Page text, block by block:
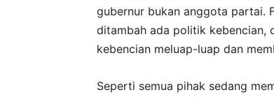
gubernur bukan anggota partai.
ditambah ada politik kebencian,
kebencian meluap-luap dan
Seperti semua pihak sedang